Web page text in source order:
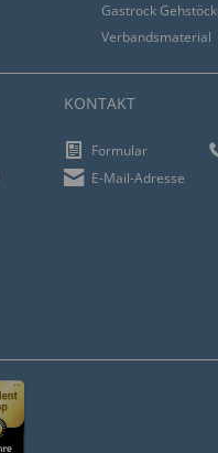
Gastrock
Verbandsmaterial
KONTAKT
Formular
E-Mail-Adresse